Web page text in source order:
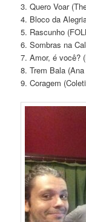
3. Quero Voar
4. Bloco da
5. Rascunho
6. Sombras na
7. Amor, é você?
8. Trem Bala
9. Coragem